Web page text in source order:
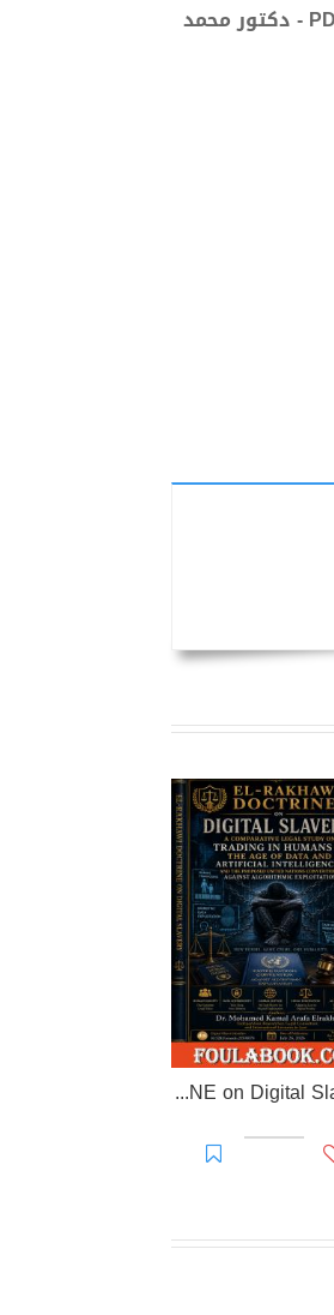
تحميل كتاب حصاد الموت - الموسوعة العالمية الشاملة للألغام في القانون الدولي PDF - دكتور محمد
EL-RAKHAWI DOCTRINE on Digital Slavery